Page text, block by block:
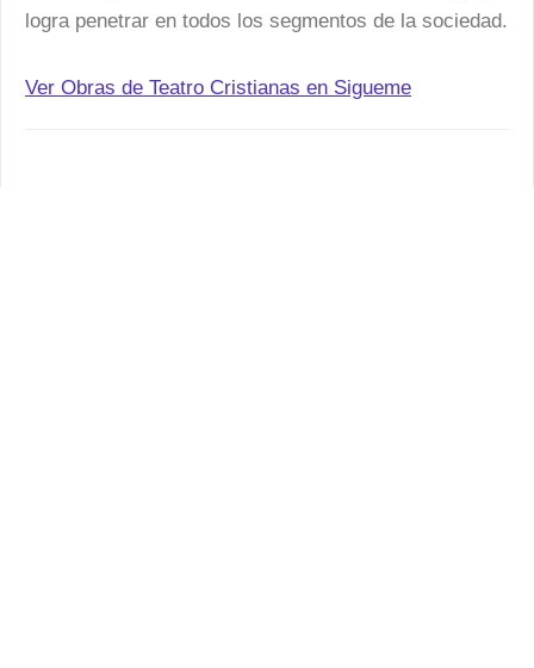
logra penetrar en todos los segmentos de la sociedad.
Ver Obras de Teatro Cristianas en Sigueme